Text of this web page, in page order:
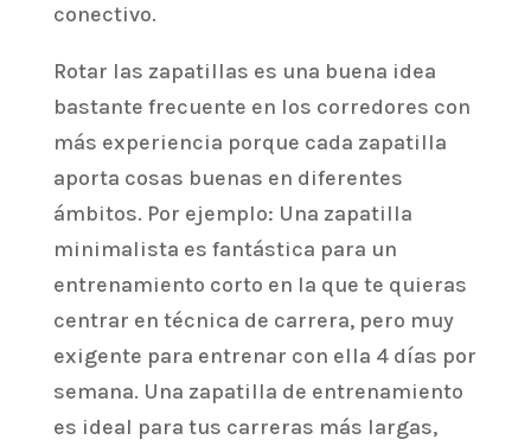
conectivo.
Rotar las zapatillas es una buena idea
bastante frecuente en los corredores con
más experiencia porque cada zapatilla
aporta cosas buenas en diferentes
ámbitos. Por ejemplo: Una zapatilla
minimalista es fantástica para un
entrenamiento corto en la que te quieras
centrar en técnica de carrera, pero muy
exigente para entrenar con ella 4 días por
semana. Una zapatilla de entrenamiento
es ideal para tus carreras más largas,